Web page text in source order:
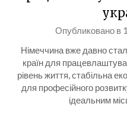
Опубликовано в
Німеччина вже давно
країн для
рівень життя, стабільна
для професійного
ідеальним